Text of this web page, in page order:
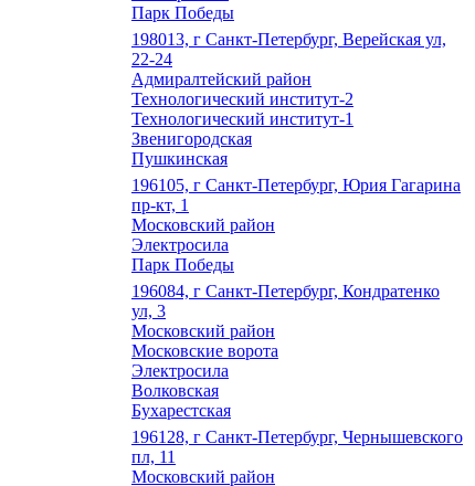
Парк Победы
198013, г Санкт-Петербург, Верейская ул,
22-24
Адмиралтейский район
Технологический институт-2
Технологический институт-1
Звенигородская
Пушкинская
196105, г Санкт-Петербург, Юрия Гагарина
пр-кт, 1
Московский район
Электросила
Парк Победы
196084, г Санкт-Петербург, Кондратенко
ул, 3
Московский район
Московские ворота
Электросила
Волковская
Бухарестская
196128, г Санкт-Петербург, Чернышевского
пл, 11
Московский район